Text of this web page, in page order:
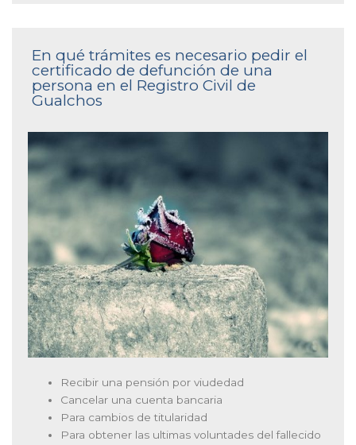
En qué trámites es necesario pedir el
certificado de defunción de una
persona en el Registro Civil de
Gualchos
Recibir una pensión por viudedad
Cancelar una cuenta bancaria
Para cambios de titularidad
Para obtener las ultimas voluntades del fallecido